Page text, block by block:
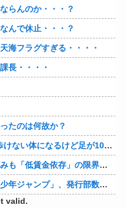
らんのか・・・？
んで休止・・・？
海フラグすぎる・・・・
長・・・・
たのは何故か？
足が10cm伸びます」←コスパ良すぎるだろ
世代の完全引退で、企業が迫られる“最後の選択”
」、発行部数が初の100万部割れ
valid.